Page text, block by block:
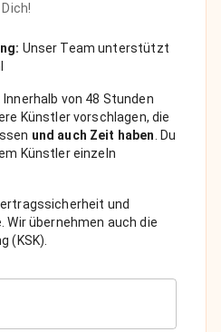
Unser Team unterstützt
Innerhalb von 48 Stunden
Künstler vorschlagen, die
und auch Zeit haben. Du
Künstler einzeln
und
Wir übernehmen auch die
(KSK).